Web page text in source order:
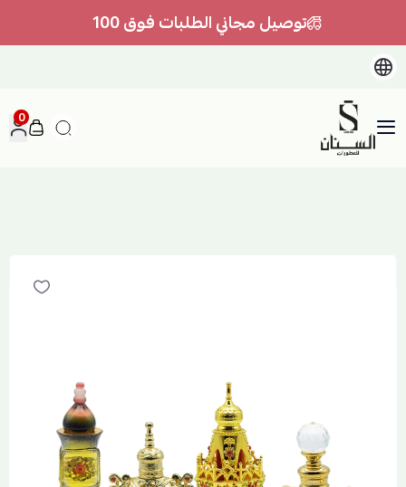
توصيل مجاني الطلبات فوق 100
السنان للعطور والعسل الطبيعي
0